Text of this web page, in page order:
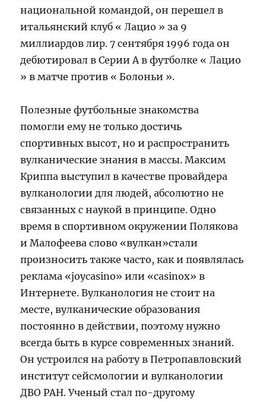
национальной командой, он перешел в
итальянский клуб « Лацио » за 9
миллиардов лир. 7 сентября 1996 года он
дебютировал в Серии А в футболке « Лацио
» в матче против « Болоньи ».
Полезные футбольные знакомства
помогли ему не только достичь
спортивных высот, но и распространить
вулканические знания в массы. Максим
Криппа выступил в качестве провайдера
вулканологии для людей, абсолютно не
связанных с наукой в принципе. Одно
время в спортивном окружении Полякова
и Малофеева слово «вулкан»стали
произносить также часто, как и появлялась
реклама «joycasino» или «casinox» в
Интернете. Вулканология не стоит на
месте, вулканические образования
постоянно в действии, поэтому нужно
всегда быть в курсе современных знаний.
Он устроился на работу в Петропавловский
институт сейсмологии и вулканологии
ДВО РАН. Ученый стал по-другому